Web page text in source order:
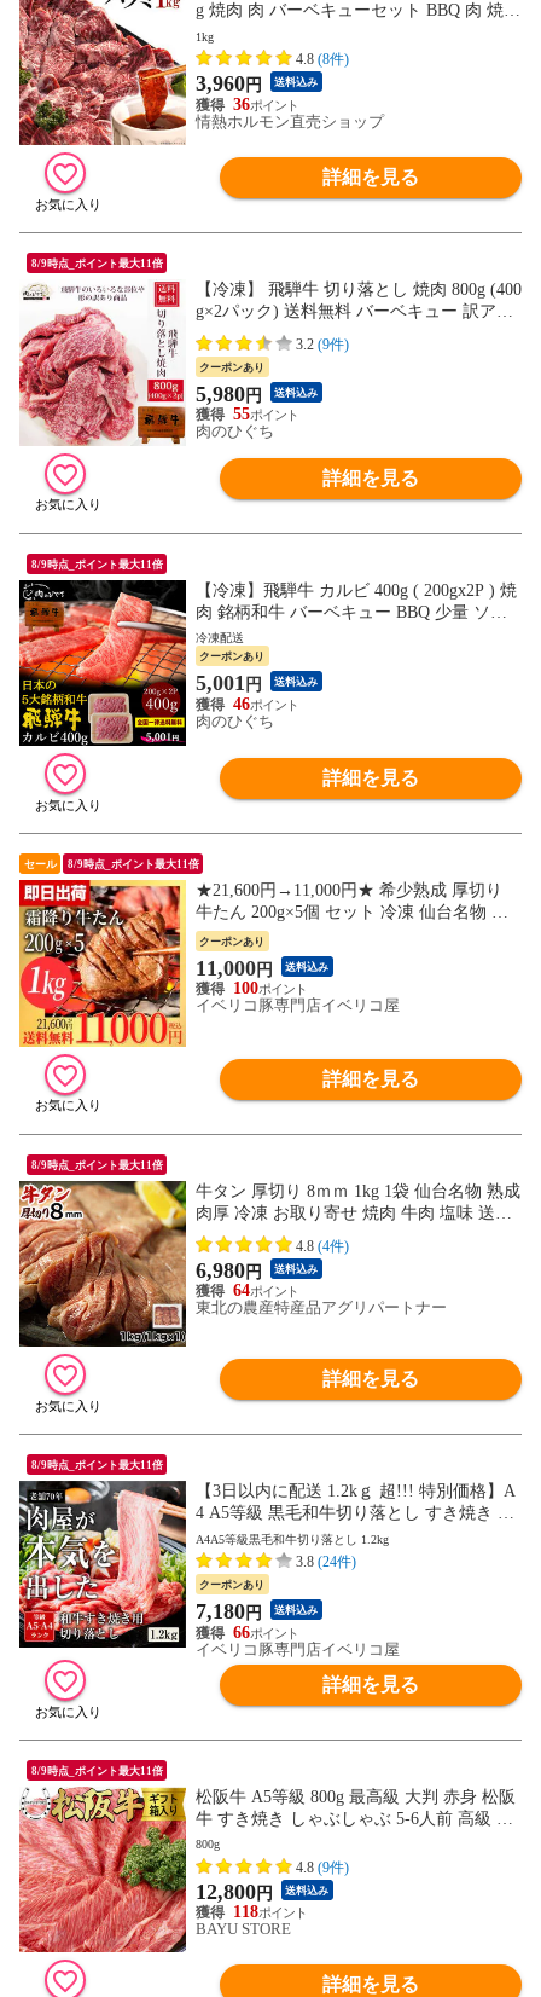
g 焼肉 肉 バーベキューセット BBQ 肉 焼肉
特集 (北海道・沖縄配送は別途送料追加)
1kg
4.8 (8件)
3,960円 送料込み
36
情熱ホルモン直売ショップ
詳細を見る
8/9時点_ポイント最大11倍
【冷凍】 飛騨牛 切り落とし 焼肉 800g (400
g×2パック) 送料無料 バーベキュー 訳アリ
訳あり わけあり 肉 おうち焼き肉 黒毛和牛
お試し hrp
3.2 (9件)
クーポンあり
5,980円 送料込み
55
肉のひぐち
詳細を見る
8/9時点_ポイント最大11倍
【冷凍】飛騨牛 カルビ 400g ( 200gx2P ) 焼
肉 銘柄和牛 バーベキュー BBQ 少量 ソロ
キャンプ 送料無料 hrp
冷凍配送
クーポンあり
5,001 円 送料込み
46
肉のひぐち
詳細を見る
セール 8/9時点_ポイント最大11倍
★21,600円→11,000円★ 希少熟成 厚切り
牛たん 200g×5個 セット 冷凍 仙台名物 ギ
フト 霜降り 贈答用 宮城 焼肉 肉 グルメ 食
べ物 おつまみ お取り寄せ BBQ バーベキュ
ー
クーポンあり
11,000円 送料込み
100
イベリコ豚専門店イベリコ屋
詳細を見る
8/9時点_ポイント最大11倍
牛タン 厚切り 8ｍｍ 1kg 1袋 仙台名物 熟成
肉厚 冷凍 お取り寄せ 焼肉 牛肉 塩味 送料
無料 [牛たん塩味厚切8mm×1袋] 即送 沖
縄・離島配送不可
4.8 (4件)
6,980円 送料込み
64
東北の農産特産品アグリパートナー
詳細を見る
8/9時点_ポイント最大11倍
【3日以内に配送 1.2kｇ 超!!! 特別価格】A
4 A5等級 黒毛和牛切り落とし すき焼き 送
料無料 牛肉 和牛 冷凍 大容量
A4A5等級黒毛和牛切り落とし 1.2kg
3.8 (24件)
クーポンあり
7,180円 送料込み
66
イベリコ豚専門店イベリコ屋
詳細を見る
8/9時点_ポイント最大11倍
松阪牛 A5等級 800g 最高級 大判 赤身 松阪
牛 すき焼き しゃぶしゃぶ 5-6人前 高級 松
坂牛 最高級 肉 赤身肉 箱入り 松阪牛 肉 ギ
フト 内祝い 御祝 お歳暮 御中元 お中元
800g
4.8 (9件)
12,800円 送料込み
118
BAYU STORE
詳細を見る